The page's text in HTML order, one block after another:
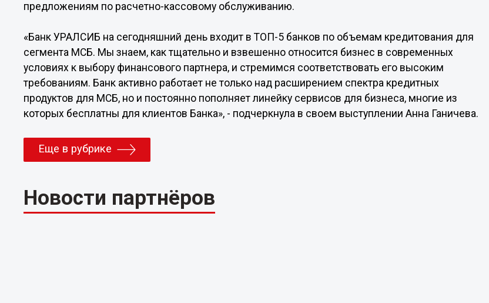
предложениям по расчетно-кассовому обслуживанию.
«Банк УРАЛСИБ на сегодняшний день входит в ТОП-5 банков по объемам кредитования для
сегмента МСБ. Мы знаем, как тщательно и взвешенно относится бизнес в современных
условиях к выбору финансового партнера, и стремимся соответствовать его высоким
требованиям. Банк активно работает не только над расширением спектра кредитных
продуктов для МСБ, но и постоянно пополняет линейку сервисов для бизнеса, многие из
которых бесплатны для клиентов Банка», - подчеркнула в своем выступлении Анна Ганичева.
Еще в рубрике
Новости партнёров